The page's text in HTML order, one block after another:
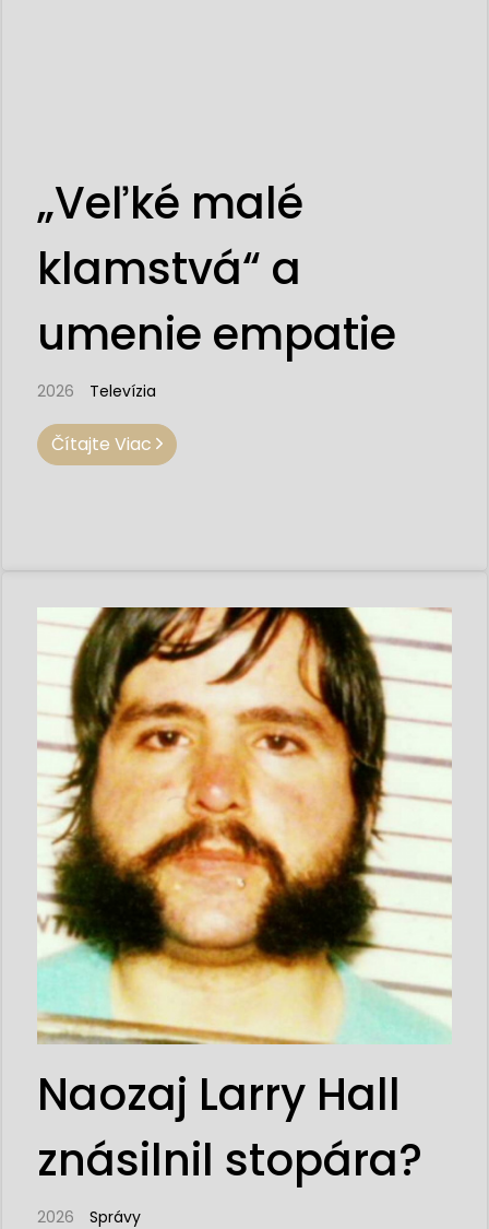
„Veľké malé
klamstvá“ a
umenie empatie
2026 Televízia
Čítajte Viac
Naozaj Larry Hall
znásilnil stopára?
2026 Správy